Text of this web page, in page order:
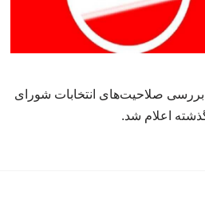
بررسی صلاحیت‌های انتخابات شورای
اعلام شد.